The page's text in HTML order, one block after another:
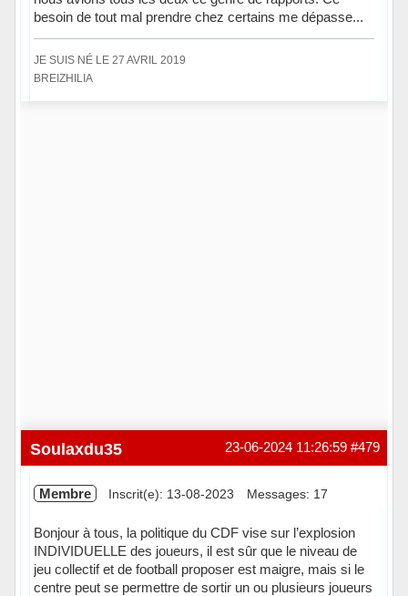
besoin de tout mal prendre chez certains me dépasse...
JE SUIS NÉ LE 27 AVRIL 2019
BREIZHILIA
#479
23-06-2024 11:26:59
Soulaxdu35
Membre Inscrit(e): 13-08-2023 Messages: 17
Bonjour à tous, la politique du CDF vise sur l’explosion
INDIVIDUELLE des joueurs, il est sûr que le niveau de
jeu collectif et de football proposer est maigre, mais si le
centre peut se permettre de sortir un ou plusieurs joueurs